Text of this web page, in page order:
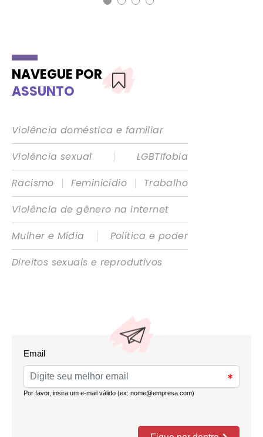
NAVEGUE POR
ASSUNTO
Violência doméstica e familiar
Violência sexual
|
LGBTIfobia
Racismo
| Feminicídio |
Trabalho
Violência de gênero na internet
Mulher e Mídia
|
Política e poder
Direitos sexuais e reprodutivos